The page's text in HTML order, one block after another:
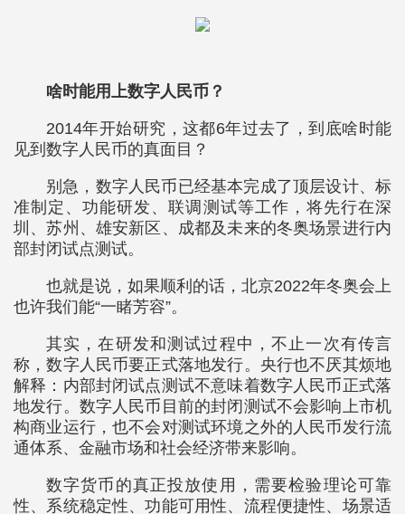
啥时能用上数字人民币？
2014年开始研究，这都6年过去了，到底啥时能
见到数字人民币的真面目？
别急，数字人民币已经基本完成了顶层设计、标
准制定、功能研发、联调测试等工作，将先行在深
圳、苏州、雄安新区、成都及未来的冬奥场景进行内
部封闭试点测试。
也就是说，如果顺利的话，北京2022年冬奥会上
也许我们能“一睹芳容”。
其实，在研发和测试过程中，不止一次有传言
称，数字人民币要正式落地发行。央行也不厌其烦地
解释：内部封闭试点测试不意味着数字人民币正式落
地发行。数字人民币目前的封闭测试不会影响上市机
构商业运行，也不会对测试环境之外的人民币发行流
通体系、金融市场和社会经济带来影响。
数字货币的真正投放使用，需要检验理论可靠
性、系统稳定性、功能可用性、流程便捷性、场景适